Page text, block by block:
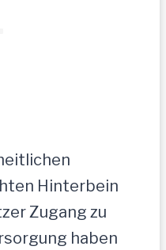
Hinterbein
Zugang zu
haben